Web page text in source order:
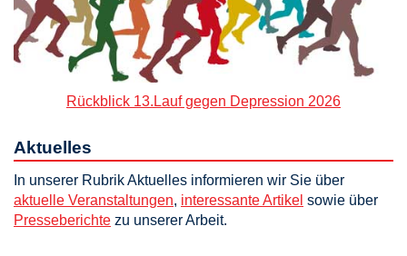
Rückblick 13.Lauf gegen Depression 2026
Aktuelles
In unserer Rubrik Aktuelles informieren wir Sie über
aktuelle Veranstaltungen, interessante Artikel sowie über
Presseberichte zu unserer Arbeit.